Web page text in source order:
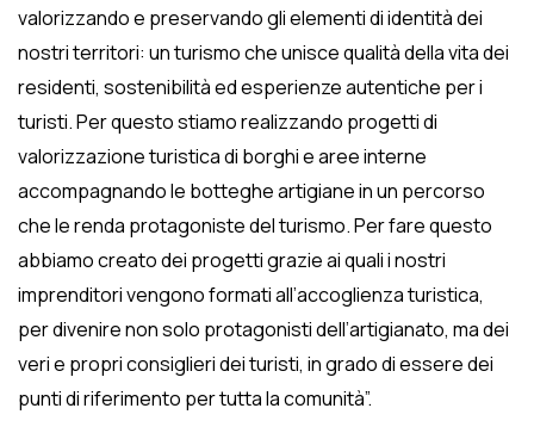
valorizzando e preservando gli elementi di identità dei
nostri territori: un turismo che unisce qualità della vita dei
residenti, sostenibilità ed esperienze autentiche per i
turisti. Per questo stiamo realizzando progetti di
valorizzazione turistica di borghi e aree interne
accompagnando le botteghe artigiane in un percorso
che le renda protagoniste del turismo. Per fare questo
abbiamo creato dei progetti grazie ai quali i nostri
imprenditori vengono formati all’accoglienza turistica,
per divenire non solo protagonisti dell’artigianato, ma dei
veri e propri consiglieri dei turisti, in grado di essere dei
punti di riferimento per tutta la comunità”.